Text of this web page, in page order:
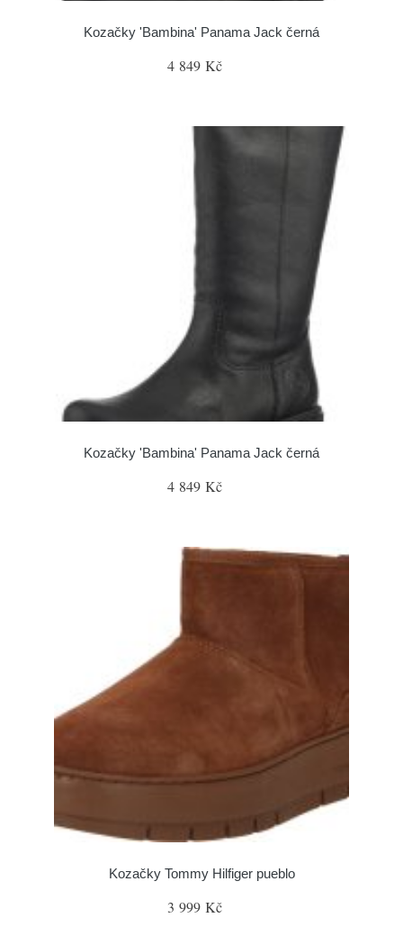
Kozačky 'Bambina' Panama Jack černá
4 849 Kč
Kozačky 'Bambina' Panama Jack černá
4 849 Kč
Kozačky Tommy Hilfiger pueblo
3 999 Kč